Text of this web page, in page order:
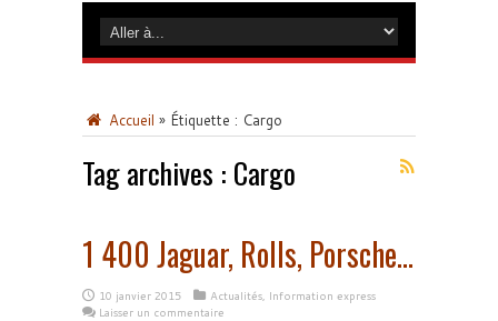
Accueil » Étiquette : Cargo
Tag archives : Cargo
1 400 Jaguar, Rolls, Porsche…
10 janvier 2015 Actualités, Information express
Laisser un commentaire